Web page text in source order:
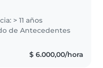
divertidas
manualidades o
comidas
> 11 años
de Antecedentes
$ 6.000,00/hora